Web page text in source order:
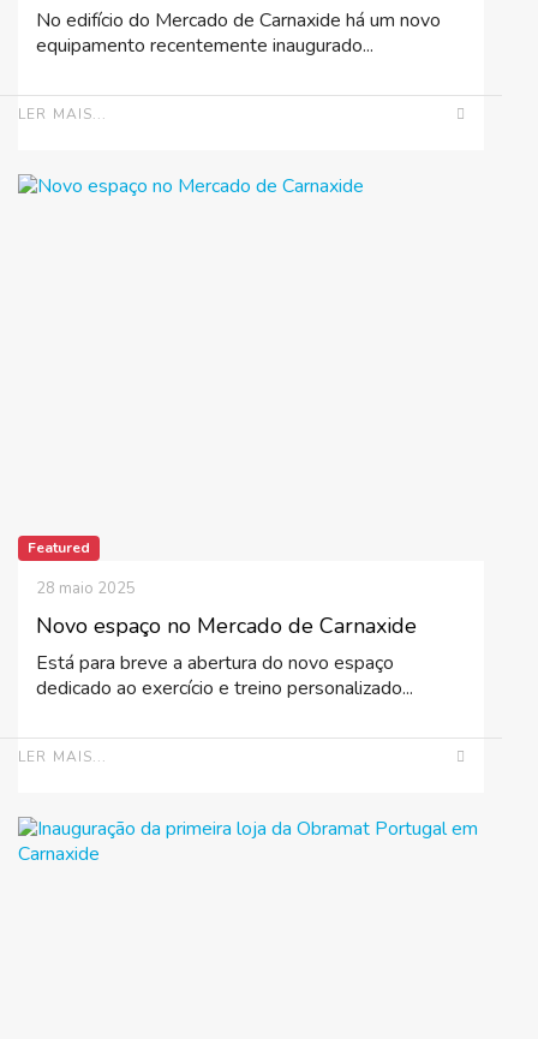
No edifício do Mercado de Carnaxide há um novo
equipamento recentemente inaugurado...
LER MAIS...
Featured
Novo espaço no Mercado de Carnaxide
28 maio 2025
Está para breve a abertura do novo espaço
dedicado ao exercício e treino personalizado...
LER MAIS...